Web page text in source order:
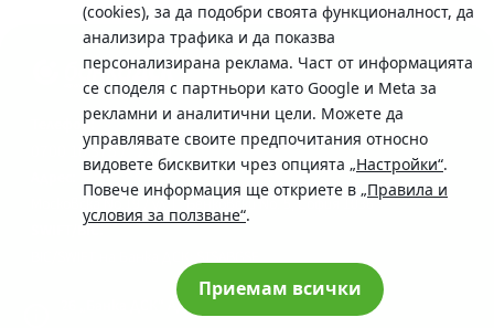
(cookies), за да подобри своята функционалност, да
анализира трафика и да показва
персонализирана реклама. Част от информацията
се споделя с партньори като Google и Meta за
рекламни и аналитични цели. Можете да
управлявате своите предпочитания относно
видовете бисквитки чрез опцията „Настройки“.
Повече информация ще откриете в „Правила и
условия за ползване“.
Приемам всички
Телефон:
0700 10 375 / *2375
Московска No.19 / ул. Г. Бенковски No. 5, София 1036
SWIFT/BIC:
BIC/SWIFT на Банка ДСК: STSABGSF
© 2026 „Банка ДСК“ АД